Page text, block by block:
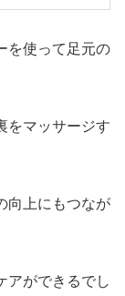
を使って足元の
をマッサージす
向上にもつなが
アができるでし